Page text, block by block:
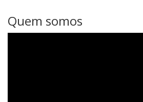
Quem somos